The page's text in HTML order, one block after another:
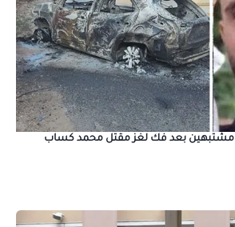
تقديم تصريح مدعٍ ضد 3 مشتبهين بعد فك لغز مقتل محمد كساب